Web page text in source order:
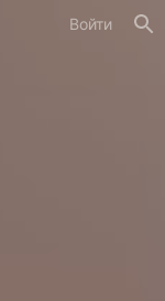
Войти